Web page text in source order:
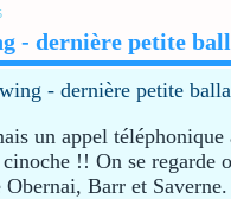
- dernière petite
un appel
!! On se regarde
Obernai, Barr et